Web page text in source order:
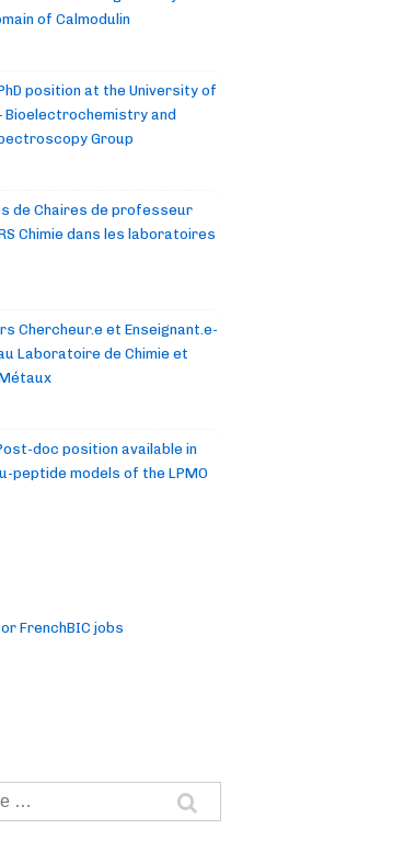
of Calmodulin
position at the University of
Bioelectrochemistry and
Group
de Chaires de professeur
Chimie dans les laboratoires
Chercheur.e et Enseignant.e-
Laboratoire de Chimie et
doc position available in
peptide models of the LPMO
FrenchBIC jobs